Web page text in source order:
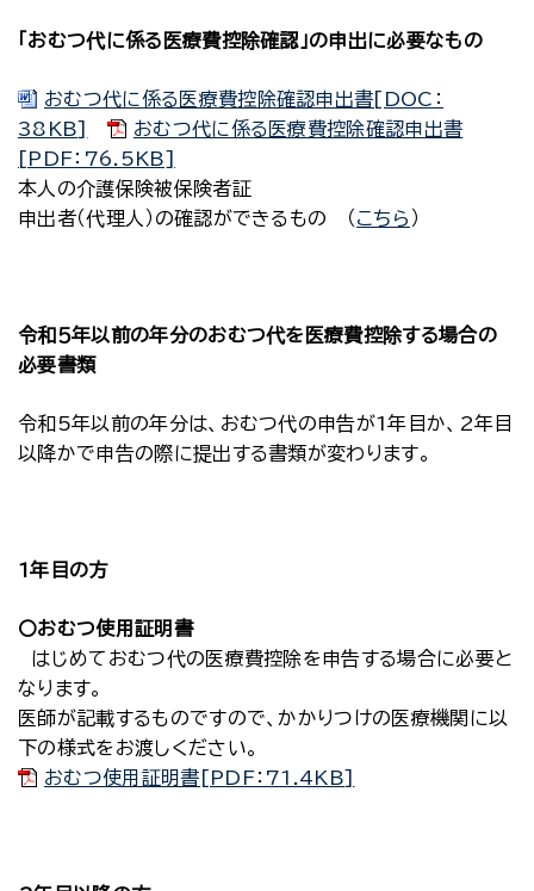
「おむつ代に係る医療費控除確認」の申出に必要なもの
おむつ代に係る医療費控除確認申出書[DOC：
38KB]
おむつ代に係る医療費控除確認申出書
[PDF：76.5KB]
本人の介護保険被保険者証
申出者（代理人）の確認ができるもの （ こちら ）
令和５年以前の年分のおむつ代を医療費控除する場合の
必要書類
令和5年以前の年分は、おむつ代の申告が1年目か、2年目
以降かで申告の際に提出する書類が変わります。
1年目の方
〇おむつ使用証明書
はじめておむつ代の医療費控除を申告する場合に必要と
なります。
医師が記載するものですので、かかりつけの医療機関に以
下の様式をお渡しください。
おむつ使用証明書[PDF：71.4KB]